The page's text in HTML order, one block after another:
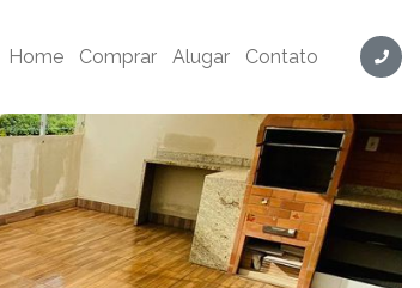
Home Comprar Alugar Contato